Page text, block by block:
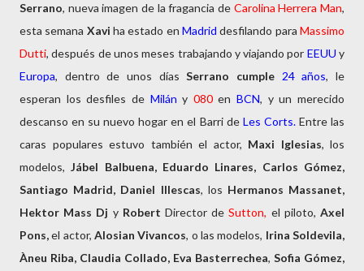
Serrano, nueva imagen de la fragancia de Carolina Herrera Man,
esta semana Xaviha estado enMadriddesfilando paraMassimo
Dutti, después de unos meses trabajando y viajando por EEUUy
Europa, dentro de unos díasSerrano cumple 24 años, le
esperan los desfiles de Milány 080enBCN, y un merecido
descanso en su nuevo hogar en el Barri de Les Corts.Entre las
caras populares estuvo también el actor, Maxi Iglesias, los
modelos,Jábel Balbuena, Eduardo Linares, Carlos Gómez,
Santiago Madrid, Daniel Illescas, los Hermanos Massanet,
Hektor Mass Dj y RobertDirector deSutton, el piloto,Axel
Pons,el actor, Alosian Vivancos, o las modelos, Irina Soldevila,
Àneu Riba, Claudia Collado, Eva Basterrechea, Sofia Gómez,